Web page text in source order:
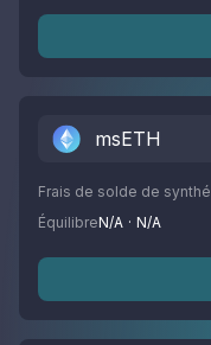
msETH
Frais de solde de synthé
ÉquilibreN/A · N/A